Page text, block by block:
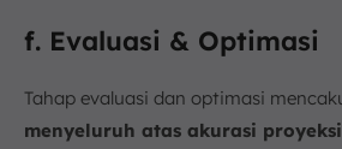
f. Evaluasi & Optimasi
Tahap evaluasi dan optimasi
menyeluruh atas akurasi